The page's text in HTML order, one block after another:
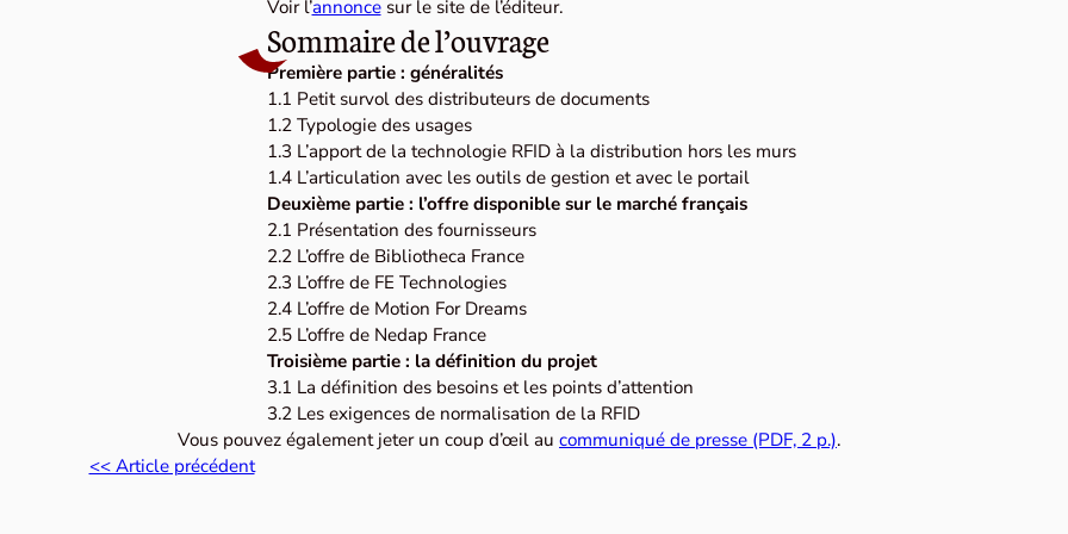
Voir l’annoncesur le site de l’éditeur.
Sommaire de l’ouvrage
Première partie : généralités
1.1 Petit survol des distributeurs de documents
1.2 Typologie des usages
1.3 L’apport de la technologie RFID à la distribution hors les murs
1.4 L’articulation avec les outils de gestion et avec le portail
Deuxième partie : l’offre disponible sur le marché français
2.1 Présentation des fournisseurs
2.2 L’offre de Bibliotheca France
2.3 L’offre de FE Technologies
2.4 L’offre de Motion For Dreams
2.5 L’offre de Nedap France
Troisième partie : la définition du projet
3.1 La définition des besoins et les points d’attention
3.2 Les exigences de normalisation de la RFID
Vous pouvez également jeter un coup d’œil au communiqué de presse (PDF, 2 p.).
<< Article précédent